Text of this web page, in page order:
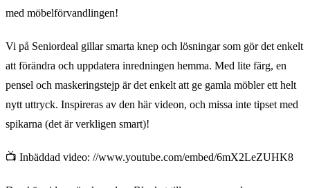
med möbelförvandlingen!
Vi på Seniordeal gillar smarta knep och lösningar som gör det enkelt
att förändra och uppdatera inredningen hemma. Med lite färg, en
pensel och maskeringstejp är det enkelt att ge gamla möbler ett helt
nytt uttryck. Inspireras av den här videon, och missa inte tipset med
spikarna (det är verkligen smart)!
📺 Inbäddad video: //www.youtube.com/embed/6mX2LeZUHK8